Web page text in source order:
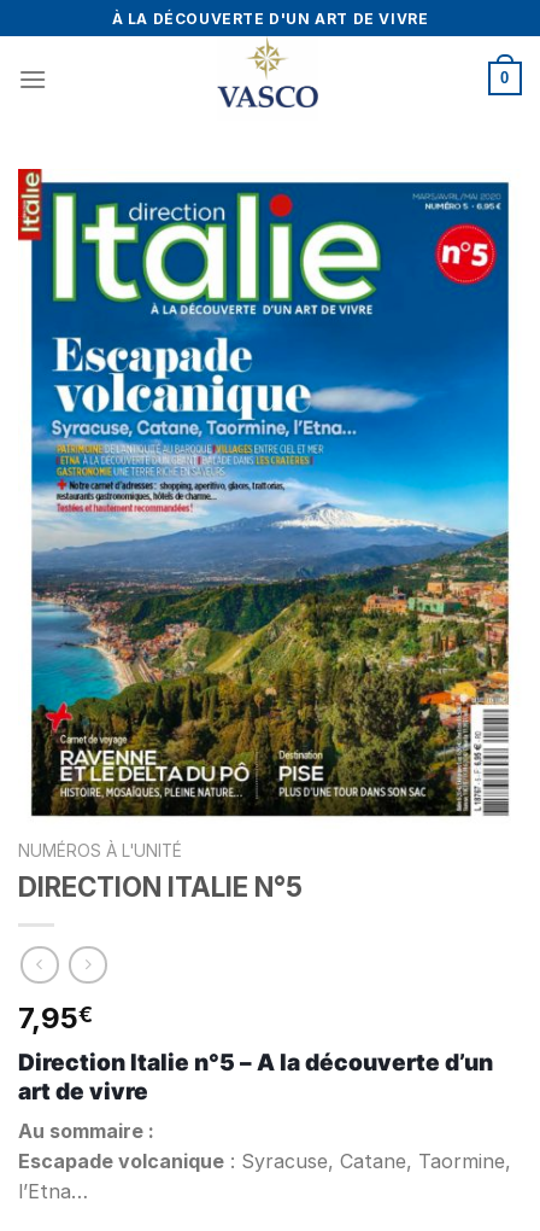
to
content
À LA DÉCOUVERTE D'UN ART DE VIVRE
0
NUMÉROS À L'UNITÉ
DIRECTION ITALIE N°5
7,95€
Direction Italie n°5 – A la découverte d’un
art de vivre
Au sommaire :
Escapade volcanique : Syracuse, Catane, Taormine,
l’Etna…